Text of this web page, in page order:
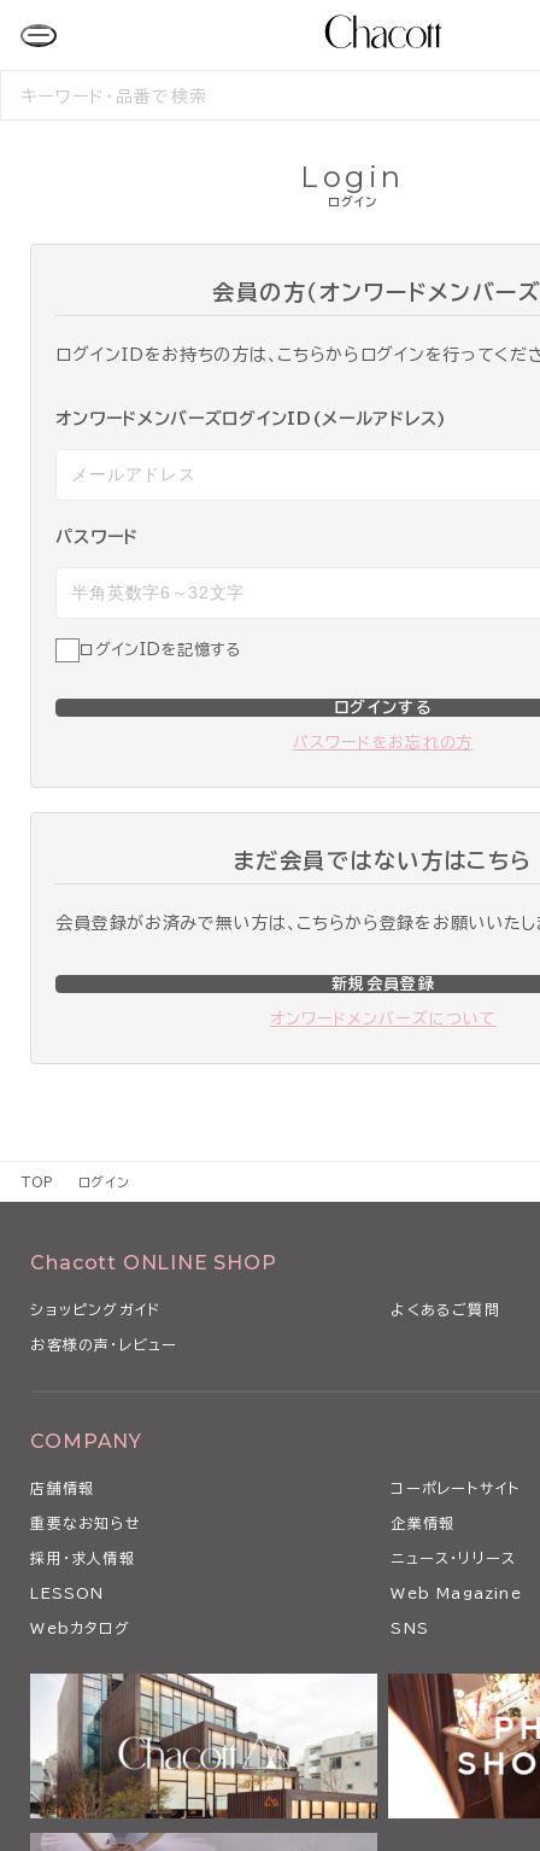
検
ログイン
Login
会員の方（オンワードメンバーズ
ログインIDをお持ちの方は、こちらからログインを行ってくだ
オンワードメンバーズログインID(メールアドレス)
パスワード
ログインIDを記憶する
ログインする
パスワードをお忘れの方
まだ会員ではない方はこちら
会員登録がお済みで無い方は、こちらから登録をお願いいたし
新規会員登録
オンワードメンバーズについて
TOP ログイン
Chacott ONLINE SHOP
ショッピングガイド よくあるご質問
お客様の声・レビュー
COMPANY
店舗情報 コーポレートサイト
重要なお知らせ 企業情報
採用・求人情報 ニュース・リリース
LESSON Web Magazine
Webカタログ SNS